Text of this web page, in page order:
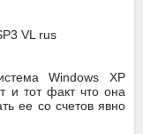
Windows XP
и тот факт что она
ее со счетов явно